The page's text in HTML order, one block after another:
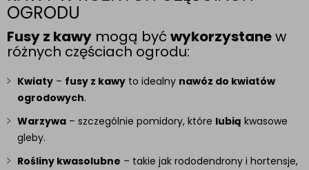
OGRODU
Fusy z kawy mogą być wykorzystanew
różnych częściach ogrodu:
Kwiaty – fusy z kawy to idealny nawóz do kwiatów
ogrodowych.
Warzywa – szczególnie pomidory, które lubią kwasowe
gleby.
Rośliny kwasolubne – takie jak rododendrony i hortensje,